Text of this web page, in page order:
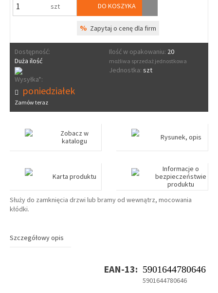
szt DO KOSZYKA
% Zapytaj o cenę dla firm
Dostępność:
Duża ilość
Ilość w opakowaniu: 20
możliwa sprzedaż jednostkowa
Jednostka: szt
Wysyłka*:
poniedziałek
Zamów teraz
Zobacz w
katalogu
Rysunek, opis
Karta produktu
Informacje o
bezpieczeństwie
produktu
Służy do zamknięcia drzwi lub bramy od wewnątrz, mocowania
kłódki.
Szczegółowy opis
EAN-13: 5901644780646
5901644780646